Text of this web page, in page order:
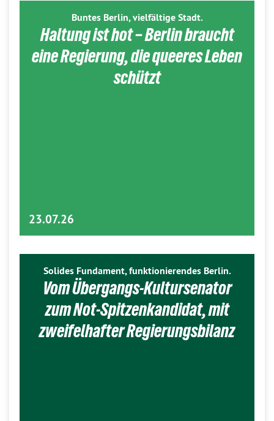
Buntes Berlin, vielfältige Stadt.
Haltung ist hot – Berlin braucht
eine Regierung, die queeres Leben
schützt
23.07.26
Solides Fundament, funktionierendes Berlin.
Vom Übergangs-Kultursenator
zum Not-Spitzenkandidat, mit
zweifelhafter Regierungsbilanz